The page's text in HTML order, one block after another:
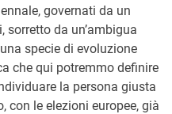
governati da un
da un’ambigua
specie di evoluzione
che qui potremmo definire
la persona giusta
con le elezioni europee, già